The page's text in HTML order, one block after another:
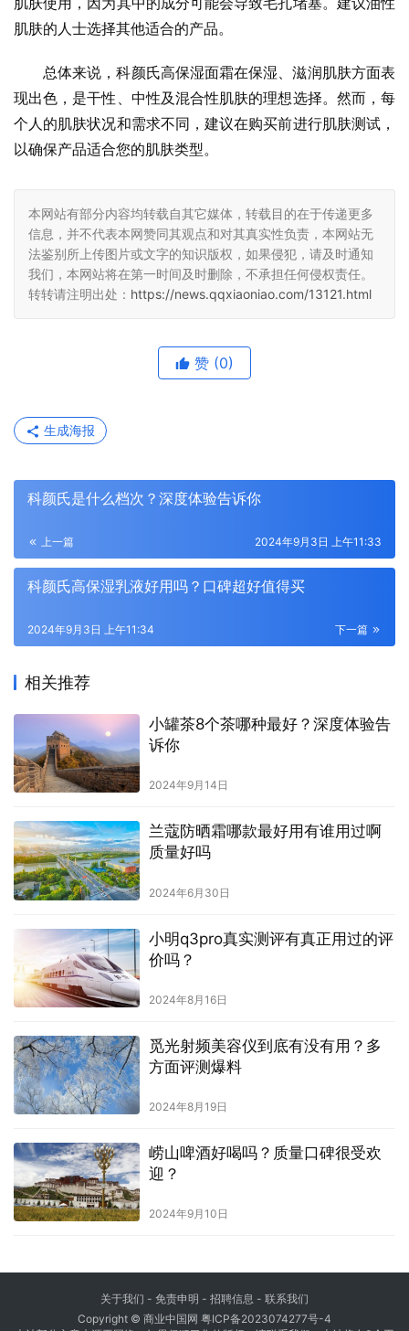
肌肤的人士选择其他适合的产品。
总体来说，科颜氏高保湿面霜在保湿、滋润肌肤方面表
现出色，是干性、中性及混合性肌肤的理想选择。然而，每
个人的肌肤状况和需求不同，建议在购买前进行肌肤测试，
以确保产品适合您的肌肤类型。
本网站有部分内容均转载自其它媒体，转载目的在于传递更多
信息，并不代表本网赞同其观点和对其真实性负责，本网站无
法鉴别所上传图片或文字的知识版权，如果侵犯，请及时通知
我们，本网站将在第一时间及时删除，不承担任何侵权责任。
转转请注明出处： https://news.qqxiaoniao.com/13121.html
赞 (0)
生成海报
科颜氏是什么档次？深度体验告诉你
上一篇 2024年9月3日 上午11:33
科颜氏高保湿乳液好用吗？口碑超好值得买
下一篇
2024年9月3日 上午11:34
相关推荐
小罐茶8个茶哪种最好？深度体验告
诉你
2024年9月14日
兰蔻防晒霜哪款最好用有谁用过啊
质量好吗
2024年6月30日
小明q3pro真实测评有真正用过的评
价吗？
2024年8月16日
觅光射频美容仪到底有没有用？多
方面评测爆料
2024年8月19日
崂山啤酒好喝吗？质量口碑很受欢
迎？
2024年9月10日
关于我们 - 免责申明 - 招聘信息 - 联系我们
Copyright © 商业中国网 粤ICP备2023074277号-4